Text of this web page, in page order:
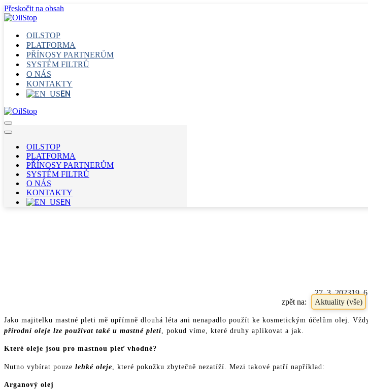
Přeskočit na obsah
OILSTOP
PLATFORMA
PŘÍNOSY PARTNERŮM
SYSTÉM FILTRŮ
O NÁS
KONTAKTY
EN
Navigační
menu
Navigační
OILSTOP
PLATFORMA
PŘÍNOSY PARTNERŮM
SYSTÉM FILTRŮ
O NÁS
KONTAKTY
EN
27. 3. 202319.
Aktuality (vše)
Jako majitelku mastné pleti mě upřímně dlouhá léta ani nenapadlo použít ke kosmetickým účelům olej.
přírodní oleje lze používat také u mastné pleti , pokud víme, které druhy aplikovat a jak.
Které oleje jsou pro mastnou pleť vhodné?
Nutno vybírat pouze lehké oleje , které pokožku zbytečně nezatíží. Mezi takové patří například:
Arganový olej